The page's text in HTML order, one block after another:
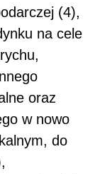
(4),
na cele
oraz
w nowo
do